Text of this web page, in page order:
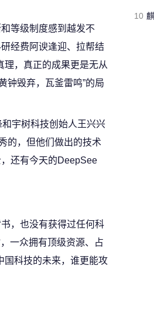
等级制度感到越发不
经费阿谀逢迎、拉帮结
理，真正的成果更是无从
钟毁弃，瓦釜雷鸣”的局
宇树科技创始人王兴兴
的，但他们做出的技术
还有今天的DeepSee
，也没有获得过任何科
一众拥有顶级资源、占
国科技的未来，谁更能攻
10